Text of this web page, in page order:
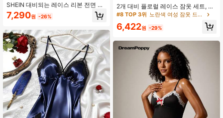
SHEIN 대비되는 레이스 리본 전면 캐
미 잠옷 나이트드레스
7,290원 -26%
2개 대비 플로럴 레이스 잠옷 세트, V
넥 세미 시어 보우 타이 잠옷 및 팬티,
#8 TOP 3위 노란색 여성 잠옷 드레스
6,422원 -29%